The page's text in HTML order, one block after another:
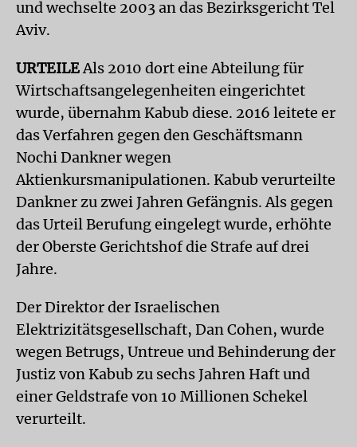
und wechselte 2003 an das Bezirksgericht Tel
Aviv.
URTEILEAls 2010 dort eine Abteilung für
Wirtschaftsangelegenheiten eingerichtet
wurde, übernahm Kabub diese. 2016 leitete er
das Verfahren gegen den Geschäftsmann
Nochi Dankner wegen
Aktienkursmanipulationen. Kabub verurteilte
Dankner zu zwei Jahren Gefängnis. Als gegen
das Urteil Berufung eingelegt wurde, erhöhte
der Oberste Gerichtshof die Strafe auf drei
Jahre.
Der Direktor der Israelischen
Elektrizitätsgesellschaft, Dan Cohen, wurde
wegen Betrugs, Untreue und Behinderung der
Justiz von Kabub zu sechs Jahren Haft und
einer Geldstrafe von 10 Millionen Schekel
verurteilt.